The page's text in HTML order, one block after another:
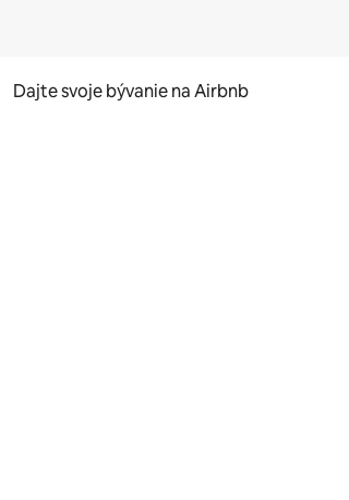
Dajte svoje bývanie na Airbnb
gest či potiahnutia prstom.